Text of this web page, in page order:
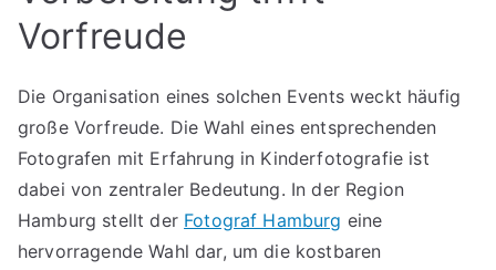
Vorfreude
Die Organisation eines solchen Events weckt häufig
große Vorfreude. Die Wahl eines entsprechenden
Fotografen mit Erfahrung in Kinderfotografie ist
dabei von zentraler Bedeutung. In der Region
Hamburg stellt der Fotograf Hamburg eine
hervorragende Wahl dar, um die kostbaren